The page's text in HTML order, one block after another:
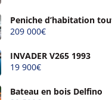
Peniche d’habitation
confort
209 000€
INVADER V265 1993
19 900€
Bateau en bois Delfino